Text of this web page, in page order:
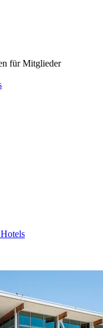
für Mitglieder
Hotels